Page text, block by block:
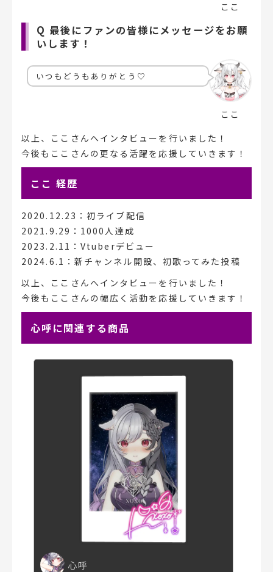
ここ
Q 最後にファンの皆様にメッセージをお願
いします！
いつもどうもありがとう♡
ここ
以上、ここさんへインタビューを行いました！
今後もここさんの更なる活躍を応援していきます！
ここ 経歴
2020.12.23：初ライブ配信
2021.9.29：1000人達成
2023.2.11：Vtuberデビュー
2024.6.1：新チャンネル開設、初歌ってみた投稿
以上、ここさんへインタビューを行いました！
今後もここさんの幅広く活動を応援していきます！
心呼に関連する商品
心呼